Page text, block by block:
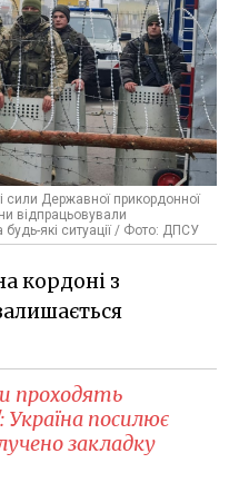
сили Державної прикордонної
відпрацьовували
які ситуації / Фото: ДПСУ
кордоні з
проходять
Україна посилює
закладку